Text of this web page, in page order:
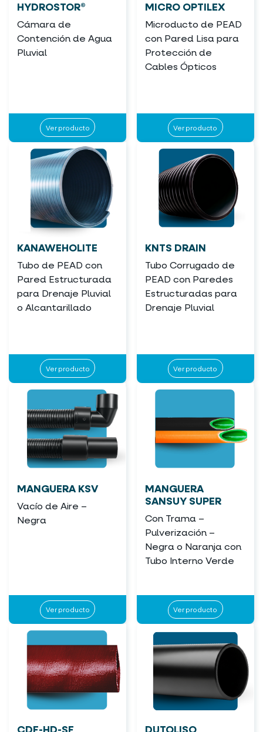
HYDROSTOR®
Cámara de
Contención de Agua
Pluvial
Ver producto
MICRO OPTILEX
Microducto de PEAD
con Pared Lisa para
Protección de
Cables Ópticos
Ver producto
KANAWEHOLITE
Tubo de PEAD con
Pared Estructurada
para Drenaje Pluvial
o Alcantarillado
Ver producto
KNTS DRAIN
Tubo Corrugado de
PEAD con Paredes
Estructuradas para
Drenaje Pluvial
Ver producto
MANGUERA KSV
Vacío de Aire –
Negra
Ver producto
MANGUERA
SANSUY SUPER
Con Trama –
Pulverización –
Negra o Naranja con
Tubo Interno Verde
Ver producto